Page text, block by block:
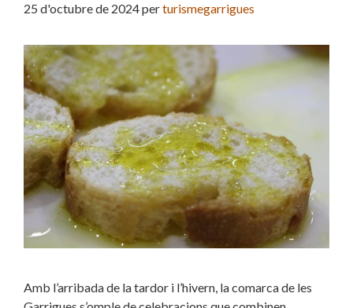
25 d'octubre de 2024perturismegarrigues
Amb l’arribada de la tardor i l’hivern, la comarca de les